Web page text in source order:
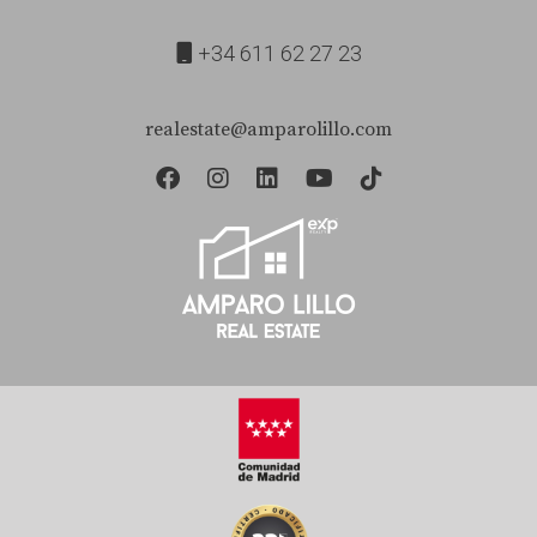
características sostenibles y tecnología avanzada que les
ofrezcan comodidad y eficiencia energética.
¿Es un buen momento para invertir en
propiedades en Boadilla del Monte?
Sí, dado el crecimiento proyectado y las tasas de interés
bajas, ahora es un momento favorable para invertir.
Amparo Lillo ofrece asesoramiento personalizado y
estrategias de marketing premium que pueden ayudarte
a maximizar el valor de tu propiedad y hacerla más
+34 611 62 27 23
realestate@amparolillo.com